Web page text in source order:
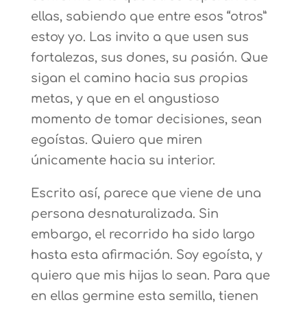
ellas, sabiendo que entre esos “otros”
estoy yo. Las invito a que usen sus
fortalezas, sus dones, su pasión. Que
sigan el camino hacia sus propias
metas, y que en el angustioso
momento de tomar decisiones, sean
egoístas. Quiero que miren
únicamente hacia su interior.
Escrito así, parece que viene de una
persona desnaturalizada. Sin
embargo, el recorrido ha sido largo
hasta esta afirmación. Soy egoísta, y
quiero que mis hijas lo sean. Para que
en ellas germine esta semilla, tienen